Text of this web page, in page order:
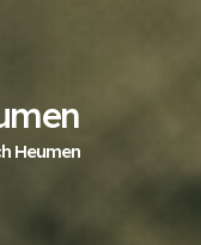
Heumen